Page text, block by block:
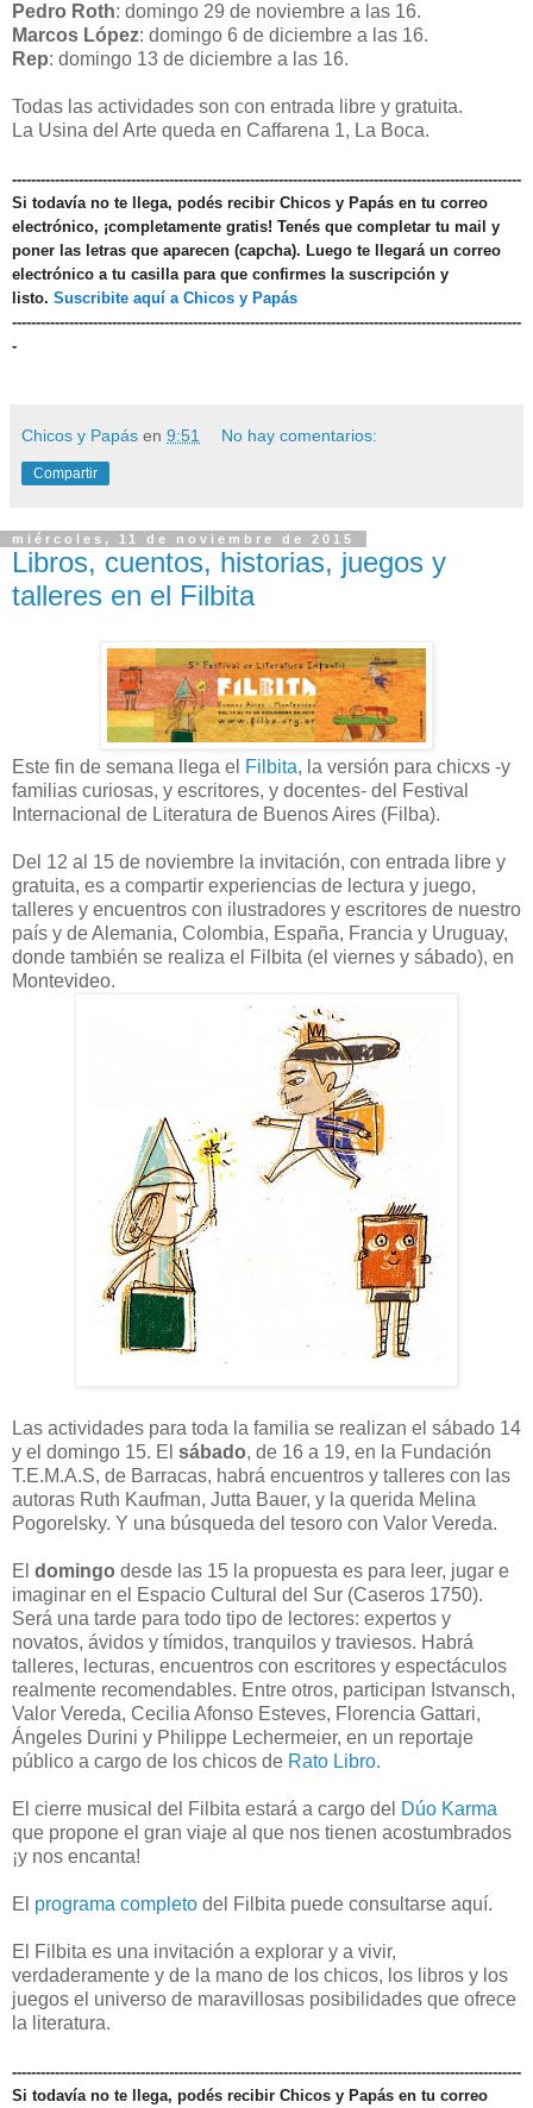
Pedro Roth: domingo 29 de noviembre a las 16.
Marcos López: domingo 6 de diciembre a las 16.
Rep: domingo 13 de diciembre a las 16.
Todas las actividades son con entrada libre y gratuita.
La Usina del Arte queda en Caffarena 1, La Boca.
-----------------------------------------------------------------------------------------------------------
Si todavía no te llega, podés recibir Chicos y Papás en tu correo
electrónico, ¡completamente gratis! Tenés que completar tu mail y
poner las letras que aparecen (capcha). Luego te llegará un correo
electrónico a tu casilla para que confirmes la suscripción y
listo. Suscribite aquí a Chicos y Papás
-----------------------------------------------------------------------------------------------------------
-
Chicos y Papás en 9:51 No hay comentarios:
Compartir
miércoles, 11 de noviembre de 2015
Libros, cuentos, historias, juegos y
talleres en el Filbita
Este fin de semana llega el Filbita, la versión para chicxs -y
familias curiosas, y escritores, y docentes- del Festival
Internacional de Literatura de Buenos Aires (Filba).
Del 12 al 15 de noviembre la invitación, con entrada libre y
gratuita, es a compartir experiencias de lectura y juego,
talleres y encuentros con ilustradores y escritores de nuestro
país y de Alemania, Colombia, España, Francia y Uruguay,
donde también se realiza el Filbita (el viernes y sábado), en
Montevideo.
Las actividades para toda la familia se realizan el sábado 14
y el domingo 15. El sábado, de 16 a 19, en la Fundación
T.E.M.A.S, de Barracas, habrá encuentros y talleres con las
autoras Ruth Kaufman, Jutta Bauer, y la querida Melina
Pogorelsky. Y una búsqueda del tesoro con Valor Vereda.
El domingo desde las 15 la propuesta es para leer, jugar e
imaginar en el Espacio Cultural del Sur (Caseros 1750).
Será una tarde para todo tipo de lectores: expertos y
novatos, ávidos y tímidos, tranquilos y traviesos. Habrá
talleres, lecturas, encuentros con escritores y espectáculos
realmente recomendables. Entre otros, participan Istvansch,
Valor Vereda, Cecilia Afonso Esteves, Florencia Gattari,
Ángeles Durini y Philippe Lechermeier, en un reportaje
público a cargo de los chicos de Rato Libro.
El cierre musical del Filbita estará a cargo del Dúo Karma
que propone el gran viaje al que nos tienen acostumbrados
¡y nos encanta!
El programa completo del Filbita puede consultarse aquí.
El Filbita es una invitación a explorar y a vivir,
verdaderamente y de la mano de los chicos, los libros y los
juegos el universo de maravillosas posibilidades que ofrece
la literatura.
-----------------------------------------------------------------------------------------------------------
Si todavía no te llega, podés recibir Chicos y Papás en tu correo